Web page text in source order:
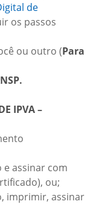
de
os passos
ou outro (Para
IPVA –
assinar com
ou;
imprimir, assinar